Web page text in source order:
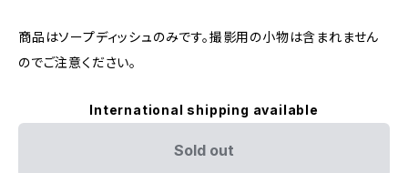
商品はソープディッシュのみです。撮影用の小物は含まれません
のでご注意ください。
International shipping available
Sold out